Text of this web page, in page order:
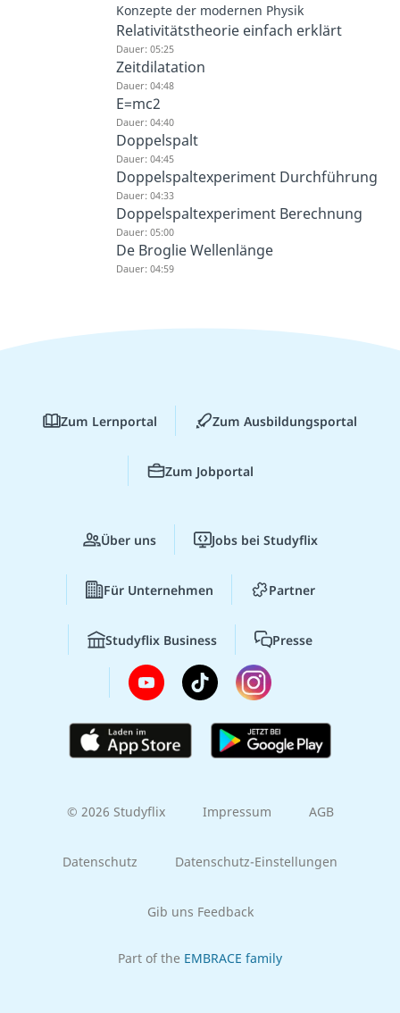
Konzepte der modernen Physik
Relativitätstheorie einfach erklärt
Dauer: 05:25
Zeitdilatation
Dauer: 04:48
E=mc2
Dauer: 04:40
Doppelspalt
Dauer: 04:45
Doppelspaltexperiment Durchführung
Dauer: 04:33
Doppelspaltexperiment Berechnung
Dauer: 05:00
De Broglie Wellenlänge
Dauer: 04:59
Zum Lernportal Zum Ausbildungsportal
Zum Jobportal
Über uns Jobs bei Studyflix
Für Unternehmen Partner
Studyflix Business Presse
© 2026 Studyflix Impressum AGB
Datenschutz Datenschutz-Einstellungen
Gib uns Feedback
Part of the EMBRACE family